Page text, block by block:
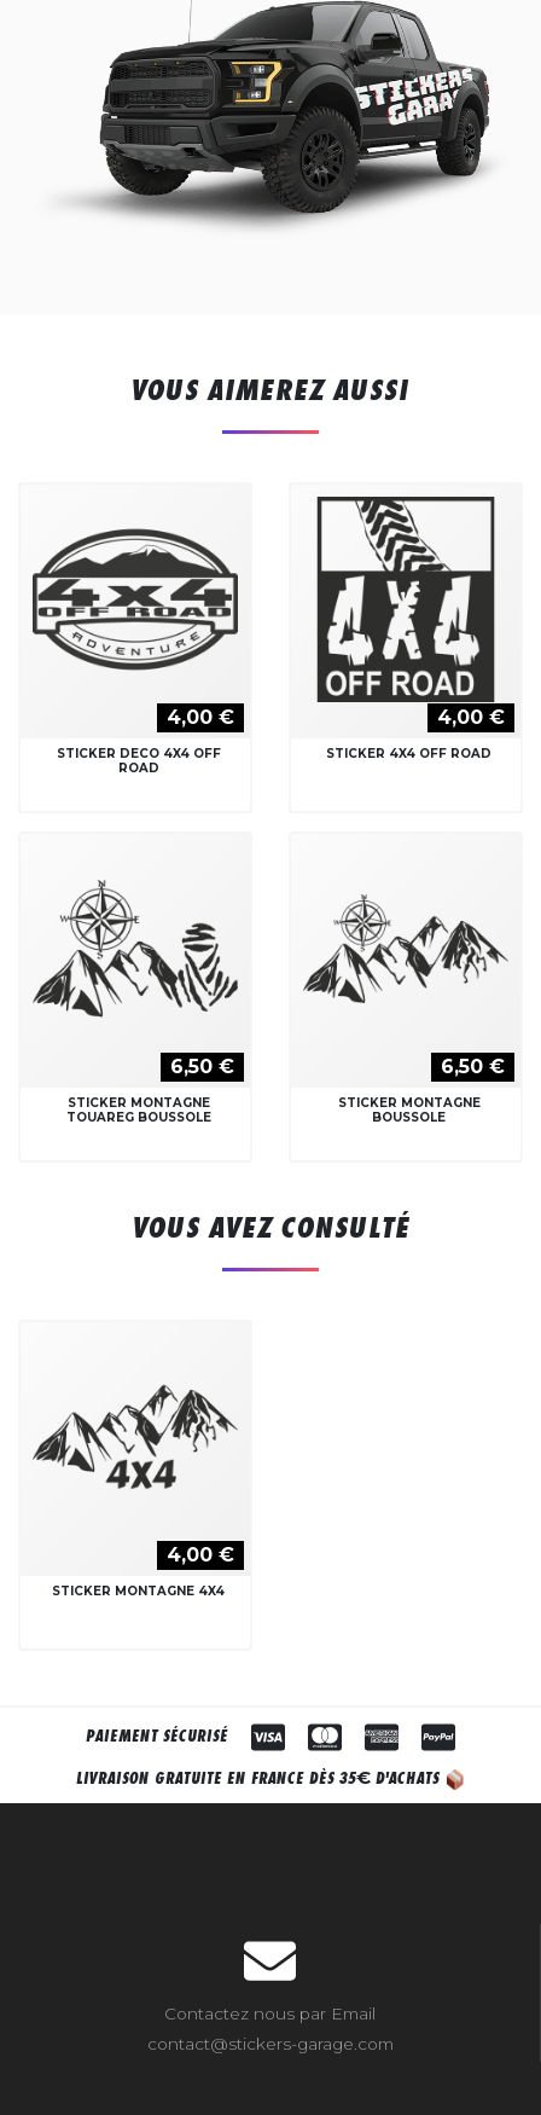
VOUS AIMEREZ AUSSI
4,00 €
STICKER DECO 4X4 OFF
ROAD
4,00 €
STICKER 4X4 OFF ROAD
6,50 €
STICKER MONTAGNE
TOUAREG BOUSSOLE
6,50 €
STICKER MONTAGNE
BOUSSOLE
VOUS AVEZ CONSULTÉ
4,00 €
STICKER MONTAGNE 4X4
PAIEMENT SÉCURISÉ
LIVRAISON GRATUITE EN FRANCE DÈS 35€ D'ACHATS
Contactez nous par Email
contact@stickers-garage.com